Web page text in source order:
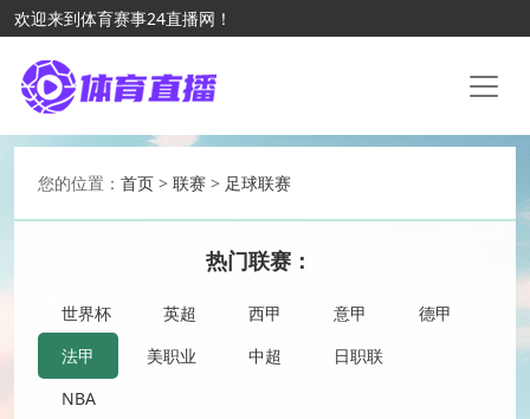
欢迎来到体育赛事24直播网！
您的位置： 首页 > 联赛 > 足球联赛
热门联赛：
世界杯 英超 西甲 意甲
德甲
法甲
美职业 中超
日职联
NBA